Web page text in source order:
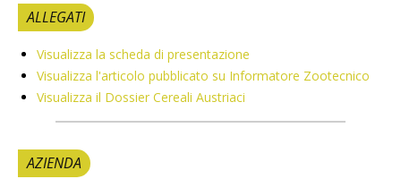
ALLEGATI
Visualizza la scheda di presentazione
Visualizza l'articolo pubblicato su Informatore Zootecnico
Visualizza il Dossier Cereali Austriaci
AZIENDA